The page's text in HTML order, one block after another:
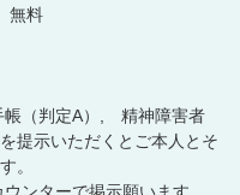
無料
（判定A）, 精神障害者
提示いただくとご本人とそ
。